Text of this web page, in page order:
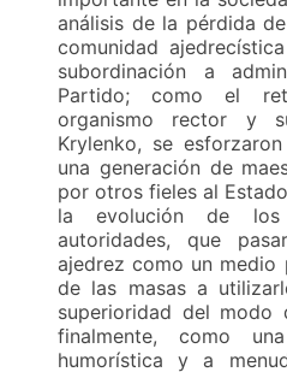
análisis de la pérdida
comunidad
subordinación a
Partido; como el
organismo rector y
Krylenko, se
una generación de
por otros fieles al
la evolución de
autoridades, que
ajedrez como un medio
de las masas a
superioridad del modo
finalmente, como
humorística y a